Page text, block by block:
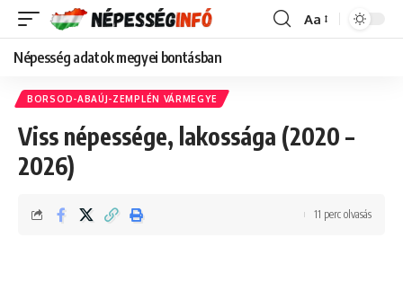
Font
Aa
Népesség adatok megyei bontásban
BORSOD-ABAÚJ-ZEMPLÉN VÁRMEGYE
Viss népessége, lakossága (2020 –
2026)
11 perc olvasás